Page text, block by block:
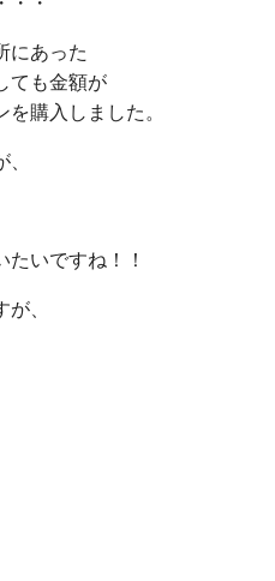
にあった
ても金額が
購入しました。
いですね！！
、